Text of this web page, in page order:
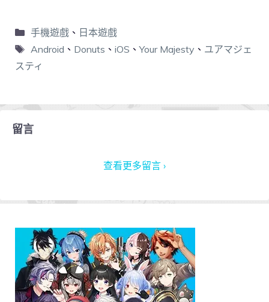
手機遊戲、 日本遊戲
Android 、 Donuts 、 iOS 、Your Majesty 、 ユアマジェ
スティ
留言
查看更多留言 ›